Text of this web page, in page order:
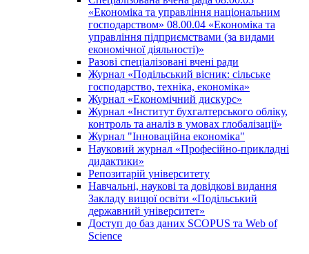
«Економіка та управління національним
господарством» 08.00.04 «Економіка та
управління підприємствами (за видами
економічної діяльності)»
Разові спеціалізовані вчені ради
Журнал «Подільський вісник: сільське
господарство, техніка, економіка»
Журнал «Економічний дискурс»
Журнал «Інститут бухгалтерського обліку,
контроль та аналіз в умовах глобалізації»
Журнал "Інноваційна економіка"
Науковий журнал «Професійно-прикладні
дидактики»
Репозитарій університету
Навчальні, наукові та довідкові видання
Закладу вищої освіти «Подільський
державний університет»
Доступ до баз даних SCOPUS та Web of
Science